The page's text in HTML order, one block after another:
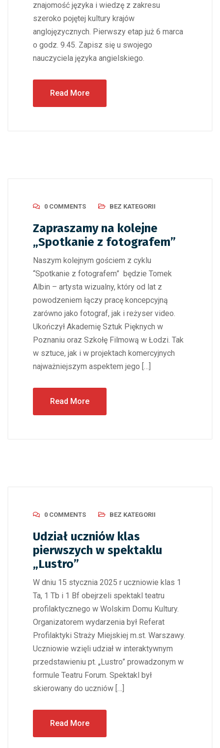
znajomość języka i wiedzę z zakresu
szeroko pojętej kultury krajów
anglojęzycznych. Pierwszy etap już 6 marca
o godz. 9.45. Zapisz się u swojego
nauczyciela języka angielskiego.
Read More
0 COMMENTS BEZ KATEGORII
Zapraszamy na kolejne
„Spotkanie z fotografem”
Naszym kolejnym gościem z cyklu
“Spotkanie z fotografem” będzie Tomek
Albin – artysta wizualny, który od lat z
powodzeniem łączy pracę koncepcyjną
zarówno jako fotograf, jak i reżyser video.
Ukończył Akademię Sztuk Pięknych w
Poznaniu oraz Szkołę Filmową w Łodzi. Tak
w sztuce, jak i w projektach komercyjnych
najważniejszym aspektem jego […]
Read More
0 COMMENTS BEZ KATEGORII
Udział uczniów klas
pierwszych w spektaklu
„Lustro”
W dniu 15 stycznia 2025 r uczniowie klas 1
Ta, 1 Tb i 1 Bf obejrzeli spektakl teatru
profilaktycznego w Wolskim Domu Kultury.
Organizatorem wydarzenia był Referat
Profilaktyki Straży Miejskiej m.st. Warszawy.
Uczniowie wzięli udział w interaktywnym
przedstawieniu pt. „Lustro” prowadzonym w
formule Teatru Forum. Spektakl był
skierowany do uczniów […]
Read More